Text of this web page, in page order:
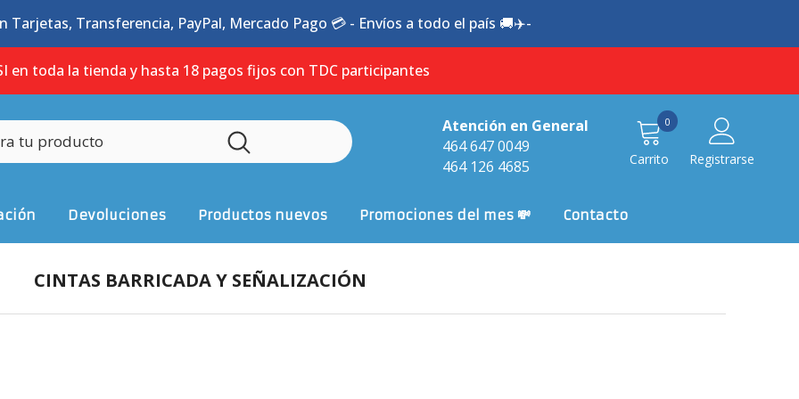
Tarjetas, Transferencia, PayPal, Mercado Pago 💳 - Envíos a todo el país 🚚✈️-
en toda la tienda y hasta 18 pagos fijos con TDC participantes
Atención en General
464 647 0049
464 126 4685
Carrito
00
Registrarse
Devoluciones Productos nuevos Promociones del mes 💸 Contacto
CINTAS BARRICADA Y SEÑALIZACIÓN